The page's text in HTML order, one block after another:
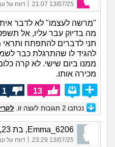
13/07/25 21:07 דווח על
"מרשה לעצמו" לא לדבר
מה בדיוק עבר עליו, אל
תני לדברים להתפתח ותראי
להגיד לו שהתרגלת כבר
ממנו ביום שישי. לא קרה
מכירה אותו.
13
1
נכתבו 2 תגובות לעצה זו.
Emma_6206, בת 23, אורחת
13/07/25 23:29
| דווח על